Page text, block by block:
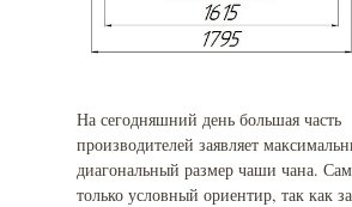
На сегодняшний день большая часть
производителей заявляет
диагональный размер чаши чана.
только условный ориентир, так как